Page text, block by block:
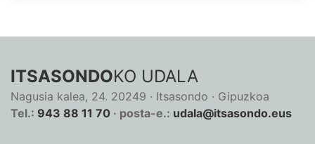
ITSASONDOKO UDALA
Nagusia kalea, 24. 20249 · Itsasondo · Gipuzkoa
Tel.: 943 88 11 70 · posta-e.: udala@itsasondo.eus